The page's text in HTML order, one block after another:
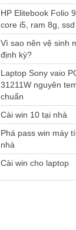
HP Elitebook Folio
core i5, ram 8g,
Vì sao nên vệ sinh
định kỳ?
Laptop Sony vaio
31211W nguyên
chuẩn
Cài win 10 tại nhà
Phá pass win máy
nhà
Cài win cho laptop